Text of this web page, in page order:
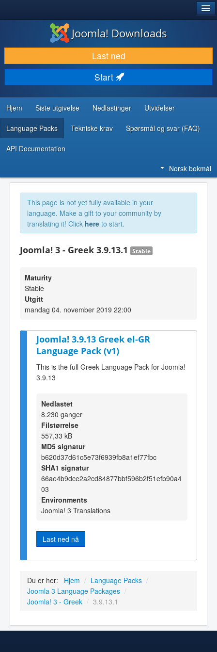
LAST NED & UTVID
OPPDAG & LÆR
SAMFUNN & BRUKERSTØTTE
UTVIKLINGSRESSURSER
Joomla! Downloads
Last ned
Start
Hjem Siste utgivelse Nedlastinger Utvidelser
Language Packs Tekniske krav Spørsmål og svar (FAQ)
API Documentation
Norsk bokmål
This page is not yet fully available in your
language. Make a gift to your community by
translating it! Click here to start.
Joomla! 3 - Greek 3.9.13.1 Stable
Maturity
Stable
Utgitt
mandag 04. november 2019 22:00
Joomla! 3.9.13 Greek el-GR
Language Pack (v1)
This is the full Greek Language Pack for Joomla!
3.9.13
Nedlastet
8.230 ganger
Filstørrelse
557,33 kB
MD5 signatur
b620d37d61c5e73f6939fb8a1ef77fbc
SHA1 signatur
66ae4b9dce2a2cd84877bbf596b2f51efb90a4
03
Environments
Joomla! 3 Translations
Last ned nå
Du er her: Hjem / Language Packs /
Joomla 3 Language Packages /
Joomla! 3 - Greek / 3.9.13.1